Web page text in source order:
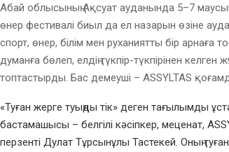
Абай облысының Ақсуат ауданында 5–7
өнер фестивалі биыл да ел назарын өзіне
спорт, өнер, білім мен руханиятты бір арнаға
думанға бөлеп, елдің түкпір-түкпірінен
топтастырды. Бас демеуші – ASSYLTAS
«Туған жерге туыңды тік» деген тағылымды
бастамашысы – белгілі кәсіпкер, меценат,
перзенті Дулат Тұрсынұлы Тастекей. Оның